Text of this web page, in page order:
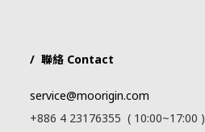
/ 聯絡 Contact
service@moorigin.com
+886 4 23176355 ( 10:00~17:00 )